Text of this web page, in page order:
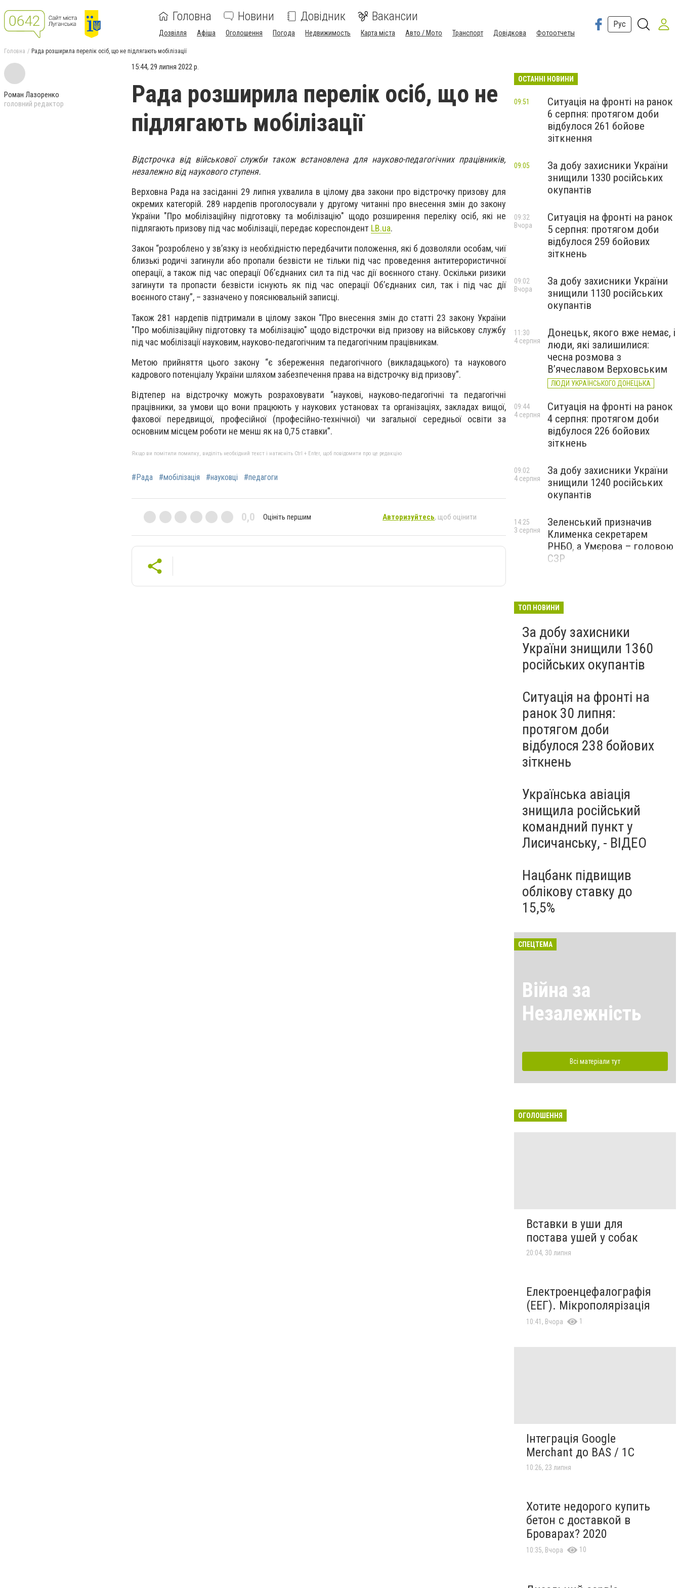
Головна Новини Довідник Вакансии
Дозвілля Афіша Оголошення Погода Недвижимость Карта міста Авто / Мото Транспорт Довідкова Фотоотчеты
Рус
Головна Рада розширила перелік осіб, що не підлягають мобілізації
Роман Лазоренко
головний редактор
15:44, 29 липня 2022 р.
Рада розширила перелік осіб, що не
підлягають мобілізації
Відстрочка від військової служби також встановлена для науково-педагогічних працівників,
незалежно від наукового ступеня.
Верховна Рада на засіданні 29 липня ухвалила в цілому два закони про відстрочку призову для
окремих категорій. 289 нардепів проголосували у другому читанні про внесення змін до закону
України "Про мобілізаційну підготовку та мобілізацію" щодо розширення переліку осіб, які не
підлягають призову під час мобілізації, передає кореспондент LB.ua.
Закон “розроблено у зв’язку із необхідністю передбачити положення, які б дозволяли особам, чиї
близькі родичі загинули або пропали безвісти не тільки під час проведення антитерористичної
операції, а також під час операції Об’єднаних сил та під час дії воєнного стану. Оскільки ризики
загинути та пропасти безвісти існують як під час операції Об’єднаних сил, так і під час дії
воєнного стану”, – зазначено у пояснювальній записці.
Також 281 нардепів підтримали в цілому закон “Про внесення змін до статті 23 закону України
"Про мобілізаційну підготовку та мобілізацію" щодо відстрочки від призову на військову службу
під час мобілізації науковим, науково-педагогічним та педагогічним працівникам.
Метою прийняття цього закону “є збереження педагогічного (викладацького) та наукового
кадрового потенціалу України шляхом забезпечення права на відстрочку від призову”.
Відтепер на відстрочку можуть розраховувати “наукові, науково-педагогічні та педагогічні
працівники, за умови що вони працюють у наукових установах та організаціях, закладах вищої,
фахової передвищої, професійної (професійно-технічної) чи загальної середньої освіти за
основним місцем роботи не менш як на 0,75 ставки”.
Якщо ви помітили помилку, виділіть необхідний текст і натисніть Ctrl + Enter, щоб повідомити про це редакцію
#Рада #мобілізація #науковці #педагоги
0,0 Оцініть першим Авторизуйтесь, щоб оцінити
ОСТАННІ НОВИНИ
Ситуація на фронті на ранок
6 серпня: протягом доби
відбулося 261 бойове
зіткнення
09:51
За добу захисники України
знищили 1330 російських
окупантів
09:05
Ситуація на фронті на ранок
5 серпня: протягом доби
відбулося 259 бойових
зіткнень
09:32
Вчора
За добу захисники України
знищили 1130 російських
окупантів
09:02
Вчора
Донецьк, якого вже немає, і
люди, які залишилися:
чесна розмова з
В’ячеславом Верховським
ЛЮДИ УКРАЇНСЬКОГО ДОНЕЦЬКА
11:30
4 серпня
Ситуація на фронті на ранок
4 серпня: протягом доби
відбулося 226 бойових
зіткнень
09:44
4 серпня
За добу захисники України
знищили 1240 російських
окупантів
09:02
4 серпня
Зеленський призначив
Клименка секретарем
РНБО, а Умєрова – головою
СЗР
14:25
3 серпня
ТОП НОВИНИ
За добу захисники
України знищили 1360
російських окупантів
Ситуація на фронті на
ранок 30 липня:
протягом доби
відбулося 238 бойових
зіткнень
Українська авіація
знищила російський
командний пункт у
Лисичанську, - ВІДЕО
Нацбанк підвищив
облікову ставку до
15,5%
СПЕЦТЕМА
Війна за
Незалежність
Всі матеріали тут
ОГОЛОШЕННЯ
Вставки в уши для
постава ушей у собак
20:04, 30 липня
Електроенцефалографія
(ЕЕГ). Мікрополярізація
10:41, Вчора 1
Інтеграція Google
Merchant до BAS / 1C
10:26, 23 липня
Хотите недорого купить
бетон с доставкой в
Броварах? 2020
10:35, Вчора 10